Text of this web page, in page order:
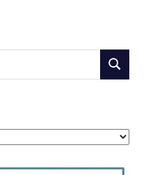
SUCHEN